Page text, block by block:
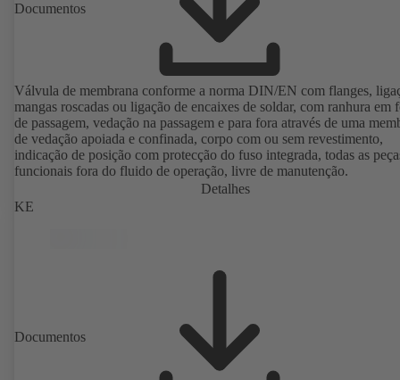
Documentos
Válvula de membrana conforme a norma DIN/EN com flanges,
mangas roscadas ou ligação de encaixes de soldar, com ranhura em
de passagem, vedação na passagem e para fora através de uma
de vedação apoiada e confinada, corpo com ou sem revestimento,
indicação de posição com protecção do fuso integrada, todas as
funcionais fora do fluido de operação, livre de manutenção.
Detalhes
KE
Documentos